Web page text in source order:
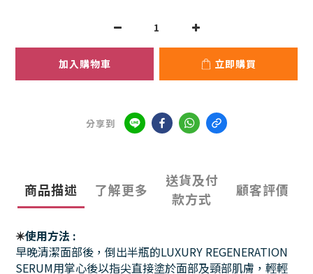
加入購物車 立即購買
分享到
商品描述 了解更多
送貨及付
款方式
顧客評價
✴️使用方法 :
早晚清潔面部後，倒出半瓶的LUXURY REGENERATION
SERUM用掌心後以指尖直接塗於面部及頸部肌膚，輕輕